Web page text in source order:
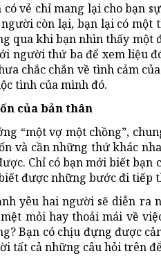
vẻ chỉ mang lại cho bạn
còn lại, bạn lại có
qua khi bạn nhìn thấy một
người thứ ba để xem liệu
chắc chắn về tình cảm
tình của mình đó.
của bản thân
“một vợ một chồng”,
và cần những thứ khác
Chỉ có bạn mới biết bạn
được những bước đi tiếp
yêu hai người sẽ diễn ra
mỏi hay thoải mái về
Bạn có chịu đựng được
tất cả những câu hỏi trên